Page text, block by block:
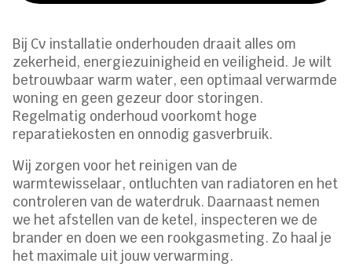
Bij Cv installatie onderhouden draait alles om
zekerheid, energiezuinigheid en veiligheid. Je wilt
betrouwbaar warm water, een optimaal verwarmde
woning en geen gezeur door storingen.
Regelmatig onderhoud voorkomt hoge
reparatiekosten en onnodig gasverbruik.
Wij zorgen voor het reinigen van de
warmtewisselaar, ontluchten van radiatoren en het
controleren van de waterdruk. Daarnaast nemen
we het afstellen van de ketel, inspecteren we de
brander en doen we een rookgasmeting. Zo haal je
het maximale uit jouw verwarming.